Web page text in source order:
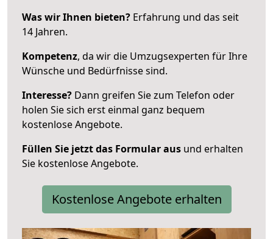
Was wir Ihnen bieten? Erfahrung und das seit
14 Jahren.
Kompetenz, da wir die Umzugsexperten für Ihre
Wünsche und Bedürfnisse sind.
Interesse? Dann greifen Sie zum Telefon oder
holen Sie sich erst einmal ganz bequem
kostenlose Angebote.
Füllen Sie jetzt das Formular aus und erhalten
Sie kostenlose Angebote.
Kostenlose Angebote erhalten